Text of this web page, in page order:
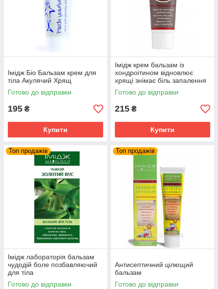
Імідж Біо Бальзам крем для
тіла Акулячий Хрящ
Готово до відправки
195 ₴
Купити
Імідж крем бальзам із
хондроітином відновлює
хрящі знімає біль запалення
суглобів та м'язів
Готово до відправки
215 ₴
Купити
Топ продажів
Імідж лабораторія бальзам
чудодій боле позбавляючий
для тіла
Готово до відправки
Топ продажів
Антисептичний цілющий
бальзам
Готово до відправки